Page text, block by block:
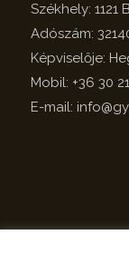
Székhely: 1121
Adószám:
Képviselője:
Mobil: +36 30
E-mail: